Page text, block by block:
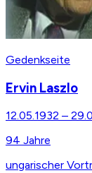
Gedenkseite
Ervin Laszlo
12.05.1932 –
94 Jahre
ungarischer